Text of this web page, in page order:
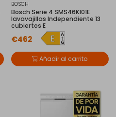
BOSCH
Bosch Serie 4 SMS46KI01E
lavavajillas Independiente 13
cubiertos E
€462
Añadir al carrito